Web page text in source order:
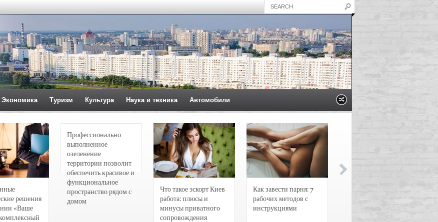
Экономика Туризм Культура Наука и техника Автомобили
решения
«Ваше
Профессионально
выполненное
озеленение
территории позволит
обеспечить красивое и
функциональное
пространство рядом с
домом
Что такое эскорт Киев
работа: плюсы и
минусы приватного
сопровождения
Как завести парня: 7
рабочих методов с
инструкциями